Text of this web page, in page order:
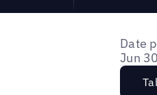
Date
Jun